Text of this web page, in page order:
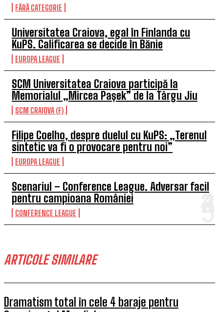
FĂRĂ CATEGORIE
Universitatea Craiova, egal în Finlanda cu
KuPS. Calificarea se decide în Bănie
EUROPA LEAGUE
SCM Universitatea Craiova participă la
Memorialul „Mircea Pașek” de la Târgu Jiu
SCM CRAIOVA (F)
Filipe Coelho, despre duelul cu KuPS: „Terenul
sintetic va fi o provocare pentru noi”
EUROPA LEAGUE
Scenariul – Conference League. Adversar facil
pentru campioana României
CONFERENCE LEAGUE
ARTICOLE SIMILARE
Dramatism total în cele 4 baraje pentru